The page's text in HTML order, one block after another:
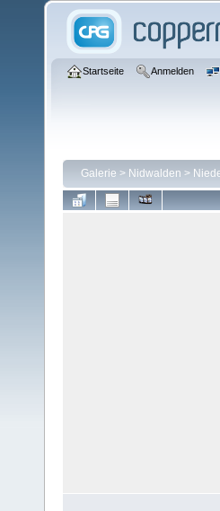
Startseite Anmelden
Galerie > Nidwalden >